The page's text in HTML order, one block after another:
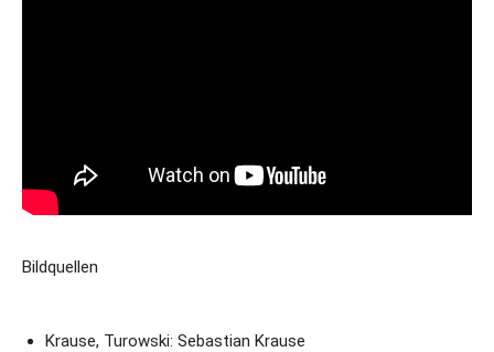
Bildquellen
Krause, Turowski: Sebastian Krause